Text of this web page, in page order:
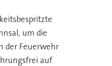
um die
der Feuerwehr
auf